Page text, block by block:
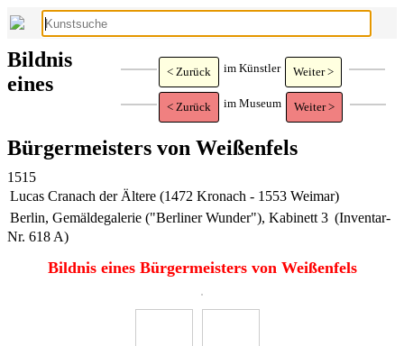
< Zurück im Künstler Weiter >
< Zurück im Museum Weiter >
Bildnis
eines
Bürgermeisters von Weißenfels
1515
Lucas Cranach der Ältere (1472 Kronach - 1553 Weimar)
Berlin, Gemäldegalerie ("Berliner Wunder"), Kabinett 3 (Inventar-
Nr. 618 A)
Bildnis eines Bürgermeisters von Weißenfels